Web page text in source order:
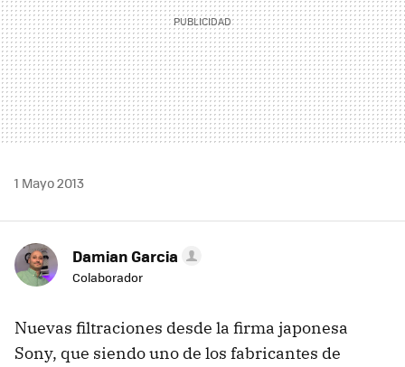
1 Mayo 2013
Damian Garcia
Colaborador
Nuevas filtraciones desde la firma japonesa
Sony, que siendo uno de los fabricantes de